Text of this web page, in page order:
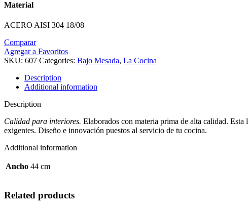
Material
ACERO AISI 304 18/08
Comparar
Agregar a Favoritos
SKU: 607 Categories: Bajo Mesada, La Cocina
Description
Additional information
Description
Calidad para interiores. Elaborados con materia prima de alta calidad. Esta
exigentes. Diseño e innovación puestos al servicio de tu cocina.
Additional information
Ancho 44 cm
Related products